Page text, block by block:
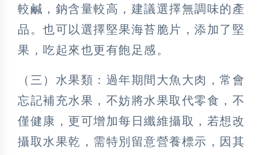
較鹹，鈉含量較高，建議選擇無調味的產
品。也可以選擇堅果海苔脆片，添加了堅
果，吃起來也更有飽足感。
（三）水果類：過年期間大魚大肉，常會
忘記補充水果，不妨將水果取代零食，不
僅健康，更可增加每日纖維攝取，若想改
攝取水果乾，需特別留意營養標示，因其